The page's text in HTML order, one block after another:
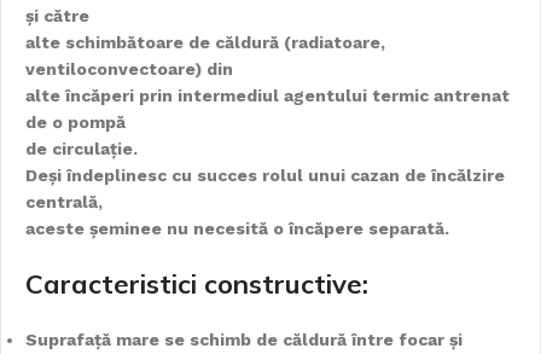
și către
alte schimbătoare de căldură (radiatoare,
ventiloconvectoare) din
alte încăperi prin intermediul agentului termic antrenat
de o pompă
de circulație.
Deși îndeplinesc cu succes rolul unui cazan de încălzire
centrală,
aceste șeminee nu necesită o încăpere separată.
Caracteristici constructive:
Suprafață mare se schimb de căldură între focar și